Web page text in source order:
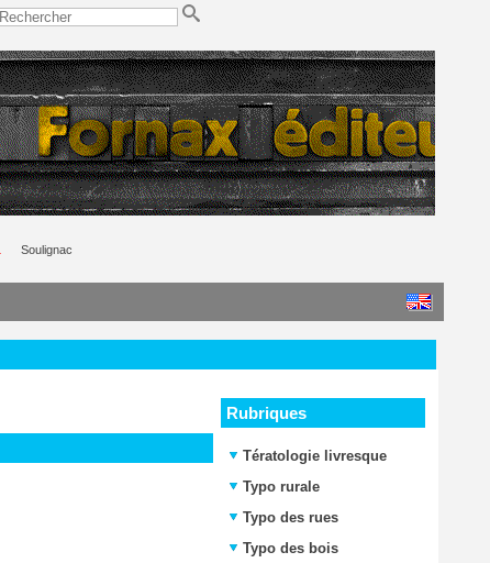
Soulignac
Rubriques
Tératologie livresque
Typo rurale
Typo des rues
Typo des bois